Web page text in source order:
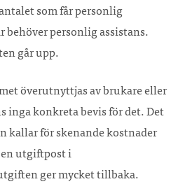
som får personlig
behöver personlig assistans.
går upp.
överutnyttjas av brukare eller
inga konkreta bevis för det. Det
kallar för skenande kostnader
utgiftpost i
ger mycket tillbaka.